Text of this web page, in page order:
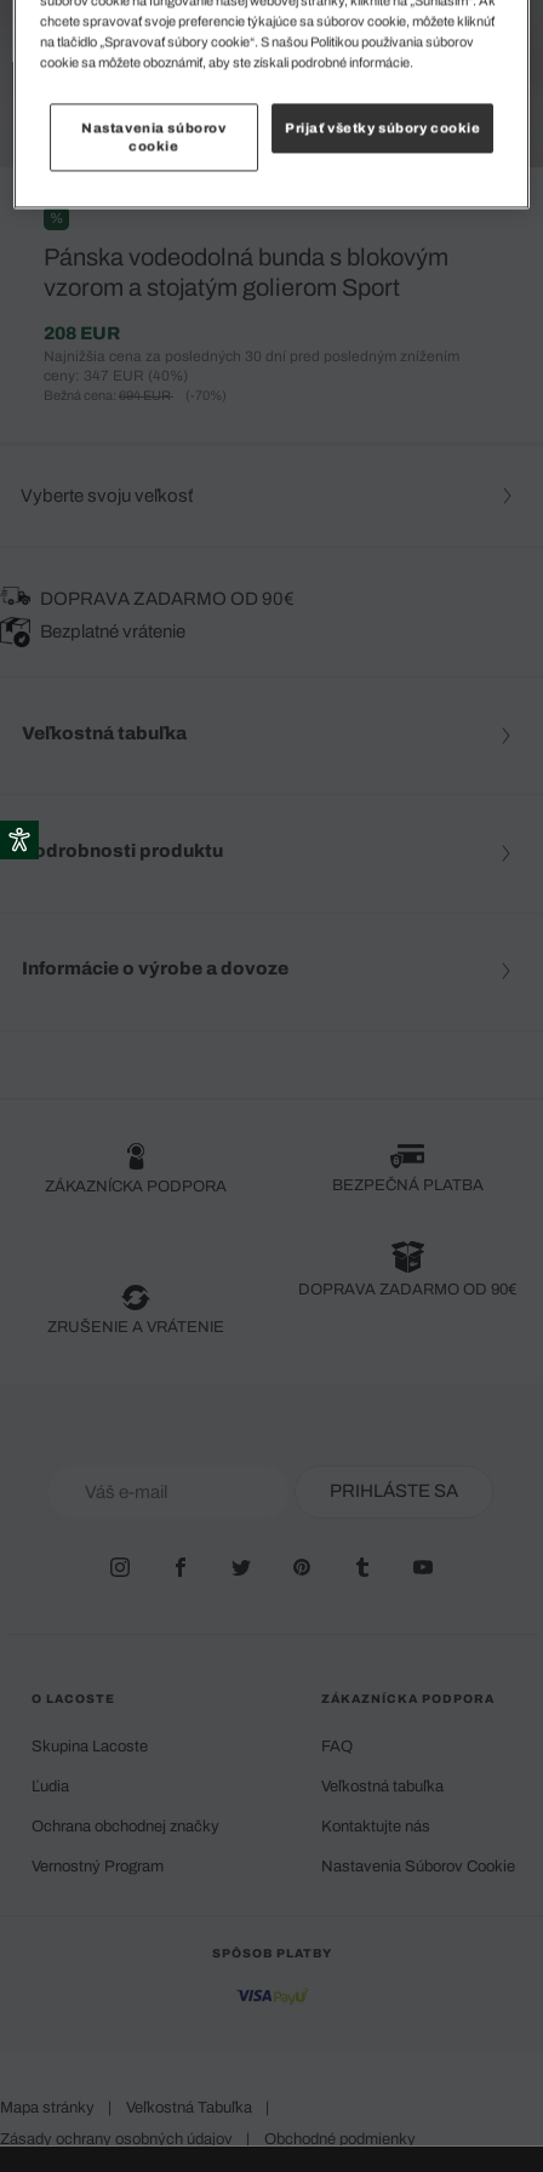
%
Pánska vodeodolná bunda s blokovým
vzorom a stojatým golierom Sport
208 EUR
Najnižšia cena za posledných 30 dní pred posledným znížením
ceny: 347 EUR (40%)
Bežná cena: 694 EUR (-70%)
Vyberte svoju veľkosť
DOPRAVA ZADARMO OD 90€
Bezplatné vrátenie
Veľkostná tabuľka
Podrobnosti produktu
Informácie o výrobe a dovoze
ZÁKAZNÍCKA PODPORA BEZPEČNÁ PLATBA
ZRUŠENIE A VRÁTENIE
DOPRAVA ZADARMO OD 90€
PRIHLÁSTE SA
O LACOSTE
Skupina Lacoste
Ľudia
Ochrana obchodnej značky
Vernostný Program
ZÁKAZNÍCKA PODPORA
FAQ
Veľkostná tabuľka
Kontaktujte nás
Nastavenia Súborov Cookie
SPÔSOB PLATBY
Mapa stránky | Veľkostná Tabuľka
|
Zásady ochrany osobných údajov
| Obchodné podmienky
chcete spravovať svoje preferencie týkajúce sa súborov cookie, môžete kliknúť
na tlačidlo „Spravovať súbory cookie“. S našou Politikou používania súborov
cookie sa môžete oboznámiť, aby ste získali podrobné informácie.
Nastavenia súborov
cookie
Prijať všetky súbory cookie